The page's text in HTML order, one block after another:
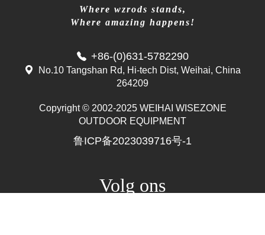
Where wzrods stands,
Where amazing happens!
+86-(0)631-5782290
No.10 Tangshan Rd, Hi-tech Dist, Weihai, China
264209
Copyright © 2002-2025 WEIHAI WISEZONE
OUTDOOR EQUIPMENT
鲁ICP备2023039716号-1
Volg ons
Mr. Zhang
+86-(0)631-5782290